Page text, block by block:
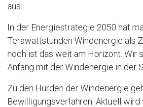
aus.
In der Energiestrategie 2050 hat
Terawattstunden Windenergie als
noch ist das weit am Horizont. Wir
Anfang mit der Windenergie in der
Zu den Hürden der Windenergie
Bewilligungsverfahren. Aktuell wird